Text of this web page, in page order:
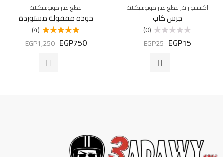
اكسسوارات,قطع غيار موتوسيكلات
جرس كاب
التقييم
(0)
EGP15
EGP25
قطع غيار موتوسيكلات
خوذه مقفولة مستوردة
5.00من 5
(4)
EGP750
EGP1,250